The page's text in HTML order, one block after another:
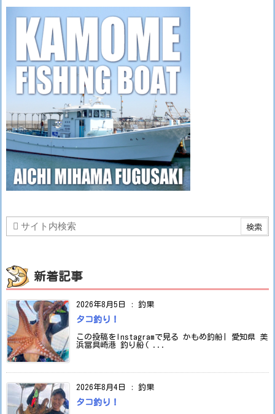
新着記事
2026年8月5日 : 釣果
タコ釣り！
この投稿をInstagramで見る かもめ釣船| 愛知県 美
浜冨具崎港 釣り船( ...
2026年8月4日 : 釣果
タコ釣り！